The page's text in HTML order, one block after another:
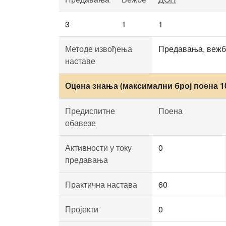
3 1 1
Методе извођења
наставе
Предавања,
Оцена знања (максимални број поена
Предиспитне
обавезе
Поена
Активности у току
предавања
0
Практична настава 60
Пројекти 0